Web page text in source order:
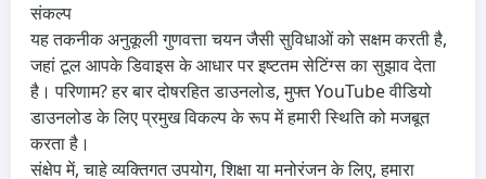
संकल्प
यह तकनीक अनुकूली गुणवत्ता चयन जैसी सुविधाओं को सक्षम करती है,
जहां टूल आपके डिवाइस के आधार पर इष्टतम सेटिंग्स का सुझाव देता
है। परिणाम? हर बार दोषरहित डाउनलोड, मुफ्त YouTube वीडियो
डाउनलोड के लिए प्रमुख विकल्प के रूप में हमारी स्थिति को मजबूत
करता है।
संक्षेप में, चाहे व्यक्तिगत उपयोग, शिक्षा या मनोरंजन के लिए, हमारा